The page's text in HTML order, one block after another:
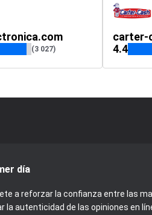
(3 027)
carter-
4.4
día
a reforzar la confianza entre las
autenticidad de las opiniones en